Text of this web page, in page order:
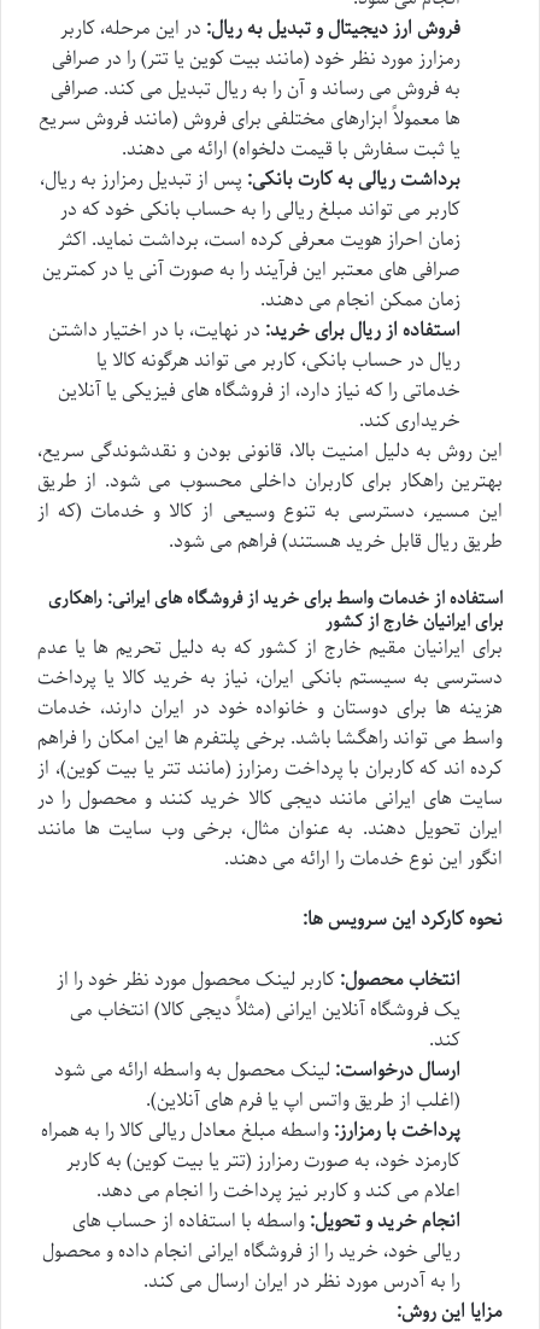
فروش ارز دیجیتال و تبدیل به ریال: در این مرحله، کاربر
رمزارز مورد نظر خود (مانند بیت کوین یا تتر) را در صرافی
به فروش می رساند و آن را به ریال تبدیل می کند. صرافی
ها معمولاً ابزارهای مختلفی برای فروش (مانند فروش سریع
یا ثبت سفارش با قیمت دلخواه) ارائه می دهند.
برداشت ریالی به کارت بانکی: پس از تبدیل رمزارز به ریال،
کاربر می تواند مبلغ ریالی را به حساب بانکی خود که در
زمان احراز هویت معرفی کرده است، برداشت نماید. اکثر
صرافی های معتبر این فرآیند را به صورت آنی یا در کمترین
زمان ممکن انجام می دهند.
استفاده از ریال برای خرید: در نهایت، با در اختیار داشتن
ریال در حساب بانکی، کاربر می تواند هرگونه کالا یا
خدماتی را که نیاز دارد، از فروشگاه های فیزیکی یا آنلاین
خریداری کند.
این روش به دلیل امنیت بالا، قانونی بودن و نقدشوندگی سریع،
بهترین راهکار برای کاربران داخلی محسوب می شود. از طریق
این مسیر، دسترسی به تنوع وسیعی از کالا و خدمات (که از
طریق ریال قابل خرید هستند) فراهم می شود.
استفاده از خدمات واسط برای خرید از فروشگاه های ایرانی: راهکاری
برای ایرانیان خارج از کشور
برای ایرانیان مقیم خارج از کشور که به دلیل تحریم ها یا عدم
دسترسی به سیستم بانکی ایران، نیاز به خرید کالا یا پرداخت
هزینه ها برای دوستان و خانواده خود در ایران دارند، خدمات
واسط می تواند راهگشا باشد. برخی پلتفرم ها این امکان را فراهم
کرده اند که کاربران با پرداخت رمزارز (مانند تتر یا بیت کوین)، از
سایت های ایرانی مانند دیجی کالا خرید کنند و محصول را در
ایران تحویل دهند. به عنوان مثال، برخی وب سایت ها مانند
انگور این نوع خدمات را ارائه می دهند.
نحوه کارکرد این سرویس ها:
انتخاب محصول:کاربر لینک محصول مورد نظر خود را از
یک فروشگاه آنلاین ایرانی (مثلاً دیجی کالا) انتخاب می
کند.
ارسال درخواست:لینک محصول به واسطه ارائه می شود
(اغلب از طریق واتس اپ یا فرم های آنلاین).
پرداخت با رمزارز:واسطه مبلغ معادل ریالی کالا را به همراه
کارمزد خود، به صورت رمزارز (تتر یا بیت کوین) به کاربر
اعلام می کند و کاربر نیز پرداخت را انجام می دهد.
انجام خرید و تحویل:واسطه با استفاده از حساب های
ریالی خود، خرید را از فروشگاه ایرانی انجام داده و محصول
را به آدرس مورد نظر در ایران ارسال می کند.
مزایا این روش: